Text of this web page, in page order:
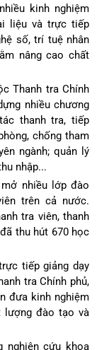
kinh nghiệm
liệu và trực tiếp
số, trí tuệ nhân
nâng cao chất
Thanh tra Chính
nhiều chương
thanh tra, tiếp
chống tham
ngành; quản lý
nhập...
nhiều lớp đào
trên cả nước.
tra viên, thanh
thu hút 670 học
tiếp giảng dạy
tra Chính phủ,
đưa kinh nghiệm
lượng đào tạo và
nghiên cứu khoa